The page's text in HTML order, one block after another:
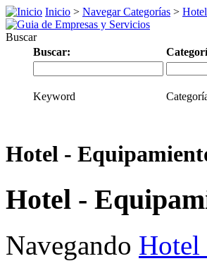
Inicio > Navegar Categorías >
Buscar
Buscar:
Keyword
Hotel -
Hotel -
Navegando Hotel